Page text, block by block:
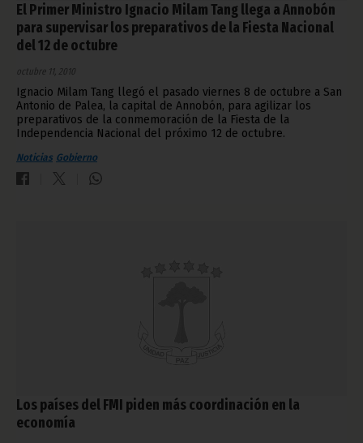
El Primer Ministro Ignacio Milam Tang llega a Annobón
para supervisar los preparativos de la Fiesta Nacional
del 12 de octubre
octubre 11, 2010
Ignacio Milam Tang llegó el pasado viernes 8 de octubre a San
Antonio de Palea, la capital de Annobón, para agilizar los
preparativos de la conmemoración de la Fiesta de la
Independencia Nacional del próximo 12 de octubre.
Noticias Gobierno
Los países del FMI piden más coordinación en la
economía